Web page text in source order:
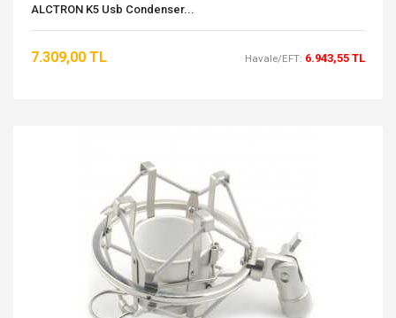
ALCTRON K5 Usb Condenser...
7.309,00 TL Havale/EFT: 6.943,55 TL